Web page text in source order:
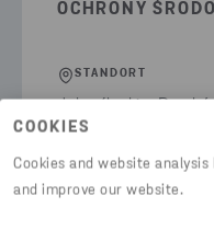
COOKIES
Cookies and website
and improve our website.
OCHRONY
STANDORT
wrocławski), Poland